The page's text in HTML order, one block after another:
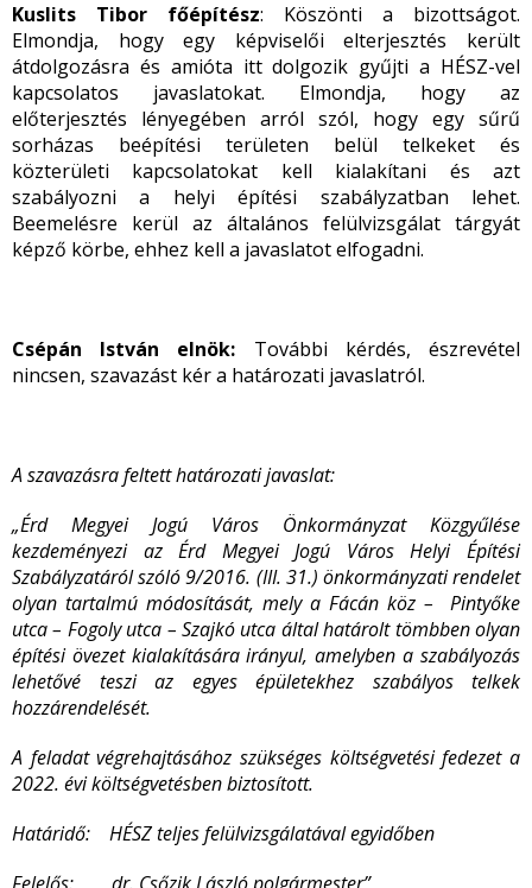
Kuslits Tibor főépítész: Köszönti a bizottságot.
Elmondja, hogy egy képviselői elterjesztés került
átdolgozásra és amióta itt dolgozik gyűjti a HÉSZ-vel
kapcsolatos javaslatokat. Elmondja, hogy az
előterjesztés lényegében arról szól, hogy egy sűrű
sorházas beépítési területen belül telkeket és
közterületi kapcsolatokat kell kialakítani és azt
szabályozni a helyi építési szabályzatban lehet.
Beemelésre kerül az általános felülvizsgálat tárgyát
képző körbe, ehhez kell a javaslatot elfogadni.
Csépán István elnök: További kérdés, észrevétel
nincsen, szavazást kér a határozati javaslatról.
A szavazásra feltett határozati javaslat:
„Érd Megyei Jogú Város Önkormányzat Közgyűlése
kezdeményezi az Érd Megyei Jogú Város Helyi Építési
Szabályzatáról szóló 9/2016. (III. 31.) önkormányzati rendelet
olyan tartalmú módosítását, mely a Fácán köz – Pintyőke
utca – Fogoly utca – Szajkó utca által határolt tömbben olyan
építési övezet kialakítására irányul, amelyben a szabályozás
lehetővé teszi az egyes épületekhez szabályos telkek
hozzárendelését.
A feladat végrehajtásához szükséges költségvetési fedezet a
2022. évi költségvetésben biztosított.
Határidő: HÉSZ teljes felülvizsgálatával egyidőben